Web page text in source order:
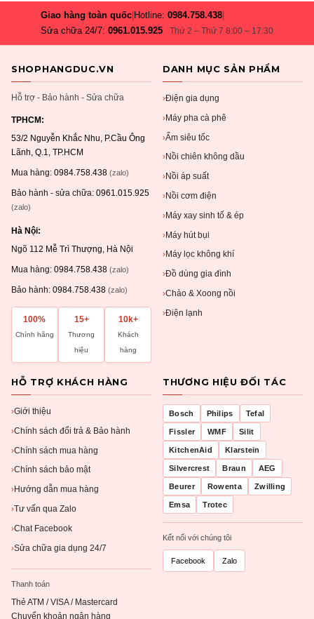
Giao hàng toàn quốc Hotline:0984.758.438
Sửa chữa 24/7:0961.015.925 Thứ 2 – Thứ 7 8:00 – 17:30
SHOPHANGDUC.VN
Hỗ trợ - Bảo hành - Sửa chữa
TPHCM:
53/2 Nguyễn Khắc Nhu, P.Cầu Ông
Lãnh, Q.1, TP.HCM
Mua hàng: 0984.758.438 (zalo)
Bảo hành - sửa chữa: 0961.015.925
(zalo)
Hà Nội:
Ngõ 112 Mễ Trì Thượng, Hà Nội
Mua hàng: 0984.758.438 (zalo)
Bảo hành: 0984.758.438 (zalo)
100%
Chính hãng
15+
Thương
hiệu
10k+
Khách
hàng
DANH MỤC SẢN PHẨM
›Điện gia dụng
›Máy pha cà phê
›Ấm siêu tốc
› Nồi chiên không dầu
› Nồi áp suất
› Nồi cơm điện
›Máy xay sinh tố & ép
›Máy hút bụi
› Máy lọc không khí
›Đồ dùng gia đình
›Chảo & Xoong nồi
›Điện lạnh
HỖ TRỢ KHÁCH HÀNG
›Giới thiệu
›Chính sách đổi trả & Bảo hành
›Chính sách mua hàng
›Chính sách bảo mật
› Hướng dẫn mua hàng
›Tư vấn qua Zalo
›Chat Facebook
›Sửa chữa gia dụng 24/7
Thanh toán
Thẻ ATM / VISA / Mastercard
Chuyển khoản ngân hàng
THƯƠNG HIỆU ĐỐI TÁC
Bosch Philips Tefal
Fissler WMF Silit
KitchenAid Klarstein
Silvercrest Braun AEG
Beurer Rowenta Zwilling
Emsa Trotec
Kết nối với chúng tôi
Facebook Zalo